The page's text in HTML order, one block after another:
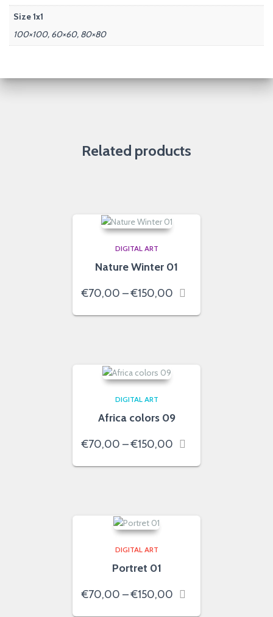
Size 1x1
100×100, 60×60, 80×80
Related products
DIGITAL ART
Nature Winter 01
€70,00 –€150,00 Price
€70,00
DIGITAL ART
Africa colors 09
€70,00 –€150,00 Price
€70,00
DIGITAL ART
Portret 01
€70,00 –€150,00 Price